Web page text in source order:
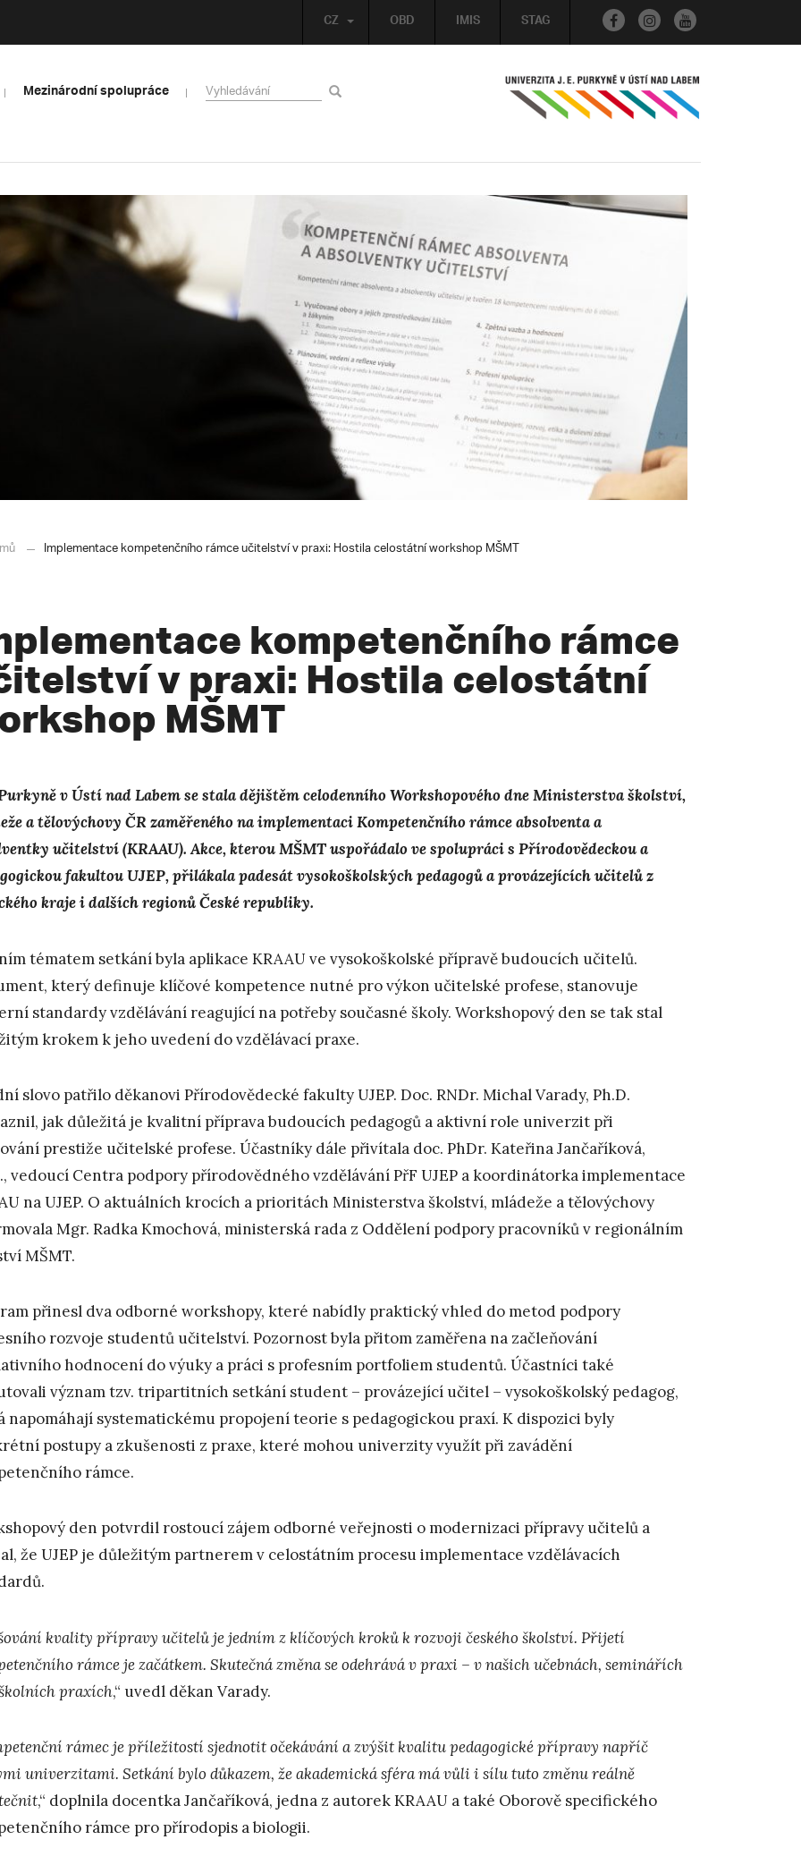
OBD IMIS STAG
CZ
Mezinárodní spolupráce
Implementace kompetenčního rámce učitelství v praxi: Hostila celostátní workshop MŠMT
kompetenčního rámce
v praxi: Hostila celostátní
MŠMT
v Ústí nad Labem se stala dějištěm celodenního Workshopového dne Ministerstva školství,
a tělovýchovy ČR zaměřeného na implementaci Kompetenčního rámce absolventa a
učitelství (KRAAU). Akce, kterou MŠMT uspořádalo ve spolupráci s Přírodovědeckou a
fakultou UJEP, přilákala padesát vysokoškolských pedagogů a provázejících učitelů z
kraje i dalších regionů České republiky.
tématem setkání byla aplikace KRAAU ve vysokoškolské přípravě budoucích učitelů.
který definuje klíčové kompetence nutné pro výkon učitelské profese, stanovuje
standardy vzdělávání reagující na potřeby současné školy. Workshopový den se tak stal
krokem k jeho uvedení do vzdělávací praxe.
slovo patřilo děkanovi Přírodovědecké fakulty UJEP. Doc. RNDr. Michal Varady, Ph.D.
jak důležitá je kvalitní příprava budoucích pedagogů a aktivní role univerzit při
prestiže učitelské profese. Účastníky dále přivítala doc. PhDr. Kateřina Jančaříková,
vedoucí Centra podpory přírodovědného vzdělávání PřF UJEP a koordinátorka implementace
na UJEP. O aktuálních krocích a prioritách Ministerstva školství, mládeže a tělovýchovy
Mgr. Radka Kmochová, ministerská rada z Oddělení podpory pracovníků v regionálním
MŠMT.
přinesl dva odborné workshopy, které nabídly praktický vhled do metod podpory
rozvoje studentů učitelství. Pozornost byla přitom zaměřena na začleňování
hodnocení do výuky a práci s profesním portfoliem studentů. Účastníci také
význam tzv. tripartitních setkání student – provázející učitel – vysokoškolský pedagog,
napomáhají systematickému propojení teorie s pedagogickou praxí. K dispozici byly
postupy a zkušenosti z praxe, které mohou univerzity využít při zavádění
rámce.
den potvrdil rostoucí zájem odborné veřejnosti o modernizaci přípravy učitelů a
že UJEP je důležitým partnerem v celostátním procesu implementace vzdělávacích
kvality přípravy učitelů je jedním z klíčových kroků k rozvoji českého školství. Přijetí
rámce je začátkem. Skutečná změna se odehrává v praxi – v našich učebnách, seminářích
praxích,“ uvedl děkan Varady.
rámec je příležitostí sjednotit očekávání a zvýšit kvalitu pedagogické přípravy napříč
univerzitami. Setkání bylo důkazem, že akademická sféra má vůli i sílu tuto změnu reálně
,“ doplnila docentka Jančaříková, jedna z autorek KRAAU a také Oborově specifického
rámce pro přírodopis a biologii.